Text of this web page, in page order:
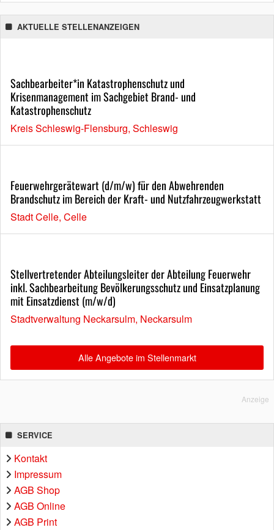
AKTUELLE STELLENANZEIGEN
Sachbearbeiter*in Katastrophenschutz und
Krisenmanagement im Sachgebiet Brand- und
Katastrophenschutz
Kreis Schleswig-Flensburg, Schleswig
Feuerwehrgerätewart (d/m/w) für den Abwehrenden
Brandschutz im Bereich der Kraft- und Nutzfahrzeugwerkstatt
Stadt Celle, Celle
Stellvertretender Abteilungsleiter der Abteilung Feuerwehr
inkl. Sachbearbeitung Bevölkerungsschutz und Einsatzplanung
mit Einsatzdienst (m/w/d)
Stadtverwaltung Neckarsulm, Neckarsulm
Alle Angebote im Stellenmarkt
Anzeige
SERVICE
Kontakt
Impressum
AGB Shop
AGB Online
AGB Print